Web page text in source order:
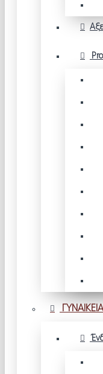
ΓΥΝΑΙΚΕΙΑ